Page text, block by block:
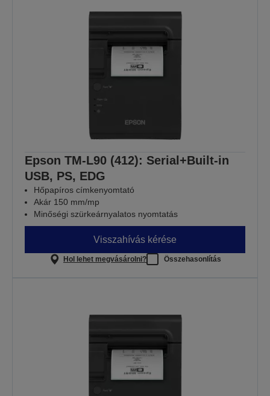
Epson TM-L90 (412): Serial+Built-in
USB, PS, EDG
Hőpapíros címkenyomtató
Akár 150 mm/mp
Minőségi szürkeárnyalatos nyomtatás
Visszahívás kérése
Hol lehet megvásárolni? Összehasonlítás